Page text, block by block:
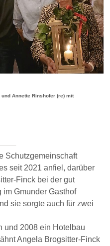
Annette Rinshofer (re) mit
Schutzgemeinschaft
seit 2021 anfiel, darüber
Finck bei der gut
im Gmunder Gasthof
sie sorgte auch für zwei
und 2008 ein Hotelbau
Angela Brogsitter-Finck